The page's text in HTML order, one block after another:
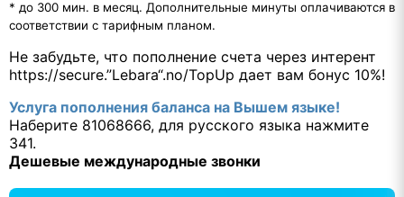
* до 300 мин. в месяц. Дополнительные минуты оплачиваются в
соответствии с тарифным планом.
Не забудьте, что пополнение счета через интерент
https://secure.”Lebara“.no/TopUp дает вам бонус 10%!
Услуга пополнения баланса на Вышем языке!
Наберите 81068666, для русского языка нажмите
341.
Дешевые международные звонки